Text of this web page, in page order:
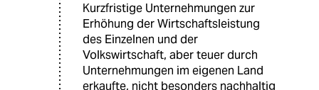
Kurzfristige Unternehmungen zur
Erhöhung der Wirtschaftsleistung
des Einzelnen und der
Volkswirtschaft, aber teuer durch
Unternehmungen im eigenen Land
erkaufte, nicht besonders nachhaltig